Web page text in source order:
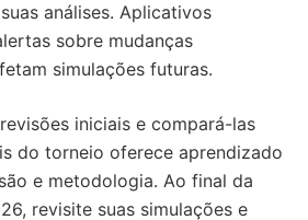
análises. Aplicativos
sobre mudanças
simulações futuras.
iniciais e compará-las
do torneio oferece aprendizado
e metodologia. Ao final da
revisite suas simulações e